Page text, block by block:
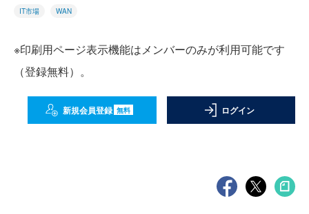
IT市場 WAN
※印刷用ページ表示機能はメンバーのみが利用可能です
（登録無料）。
新規会員登録 無料 ログイン